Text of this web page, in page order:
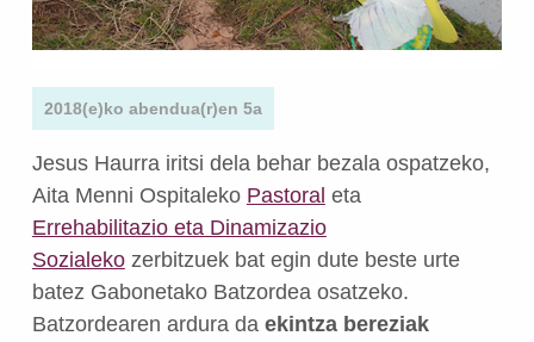
2018(e)ko abendua(r)en 5a
Jesus Haurra iritsi dela behar bezala ospatzeko,
Aita Menni Ospitaleko Pastoral eta
Errehabilitazio eta Dinamizazio
Sozialekozerbitzuek bat egin dute beste urte
batez Gabonetako Batzordea osatzeko.
Batzordearen ardura da ekintza bereziak